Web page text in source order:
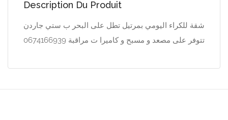
Description Du Produit
شقة للكراء اليومي بمرتيل تطل على البحر ب ستي جاردن
تتوفر على مصعد و مسبح و كاميرا ت مراقبة 0674166939